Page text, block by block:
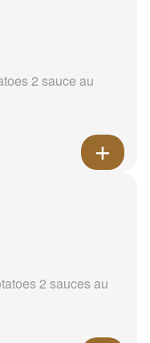
2 sauce au
2 sauces au